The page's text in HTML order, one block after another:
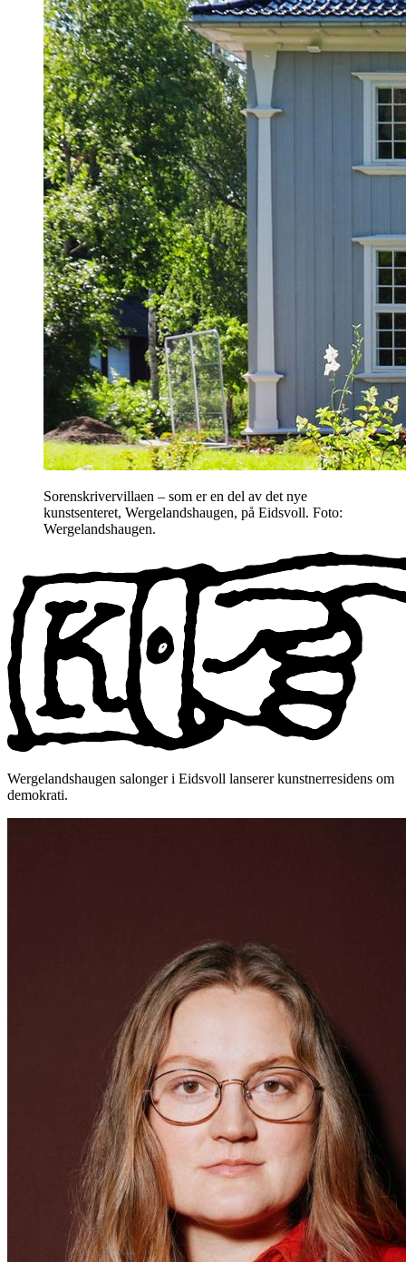
Sorenskrivervillaen – som er en del av det nye
kunstsenteret, Wergelandshaugen, på Eidsvoll. Foto:
Wergelandshaugen.
Wergelandshaugen salonger i Eidsvoll lanserer kunstnerresidens om
demokrati.